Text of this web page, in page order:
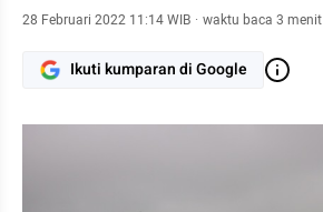
28 Februari 2022 11:14 WIB · waktu baca 3 menit
Ikuti kumparan di Google